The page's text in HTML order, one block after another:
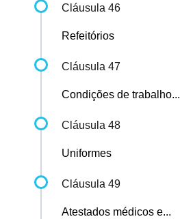
Cláusula 46
Refeitórios
Cláusula 47
Condições de trabalho...
Cláusula 48
Uniformes
Cláusula 49
Atestados médicos e...